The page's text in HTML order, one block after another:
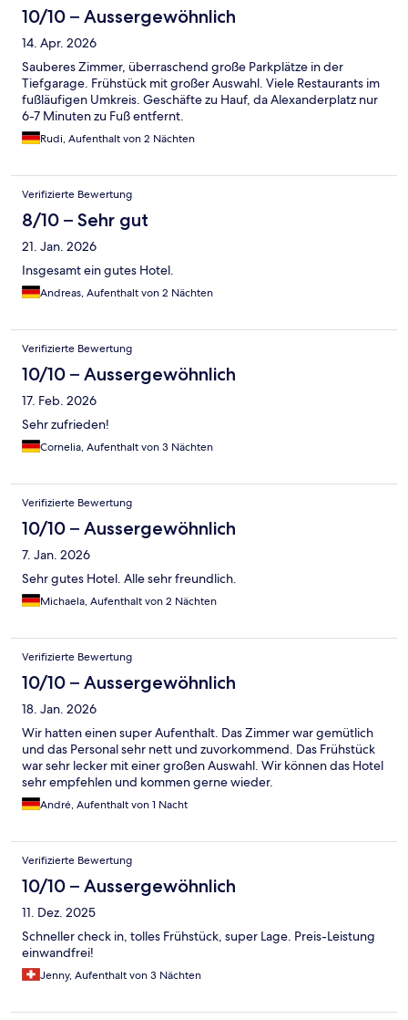
10/10 – Aussergewöhnlich
14. Apr. 2026
Sauberes Zimmer, überraschend große Parkplätze in der
Tiefgarage. Frühstück mit großer Auswahl. Viele Restaurants im
fußläufigen Umkreis. Geschäfte zu Hauf, da Alexanderplatz nur
6-7 Minuten zu Fuß entfernt.
Rudi, Aufenthalt von 2 Nächten
Verifizierte Bewertung
8/10 – Sehr gut
21. Jan. 2026
Insgesamt ein gutes Hotel.
Andreas, Aufenthalt von 2 Nächten
Verifizierte Bewertung
10/10 – Aussergewöhnlich
17. Feb. 2026
Sehr zufrieden!
Cornelia, Aufenthalt von 3 Nächten
Verifizierte Bewertung
10/10 – Aussergewöhnlich
7. Jan. 2026
Sehr gutes Hotel. Alle sehr freundlich.
Michaela, Aufenthalt von 2 Nächten
Verifizierte Bewertung
10/10 – Aussergewöhnlich
18. Jan. 2026
Wir hatten einen super Aufenthalt. Das Zimmer war gemütlich
und das Personal sehr nett und zuvorkommend. Das Frühstück
war sehr lecker mit einer großen Auswahl. Wir können das Hotel
sehr empfehlen und kommen gerne wieder.
André, Aufenthalt von 1 Nacht
Verifizierte Bewertung
10/10 – Aussergewöhnlich
11. Dez. 2025
Schneller check in, tolles Frühstück, super Lage. Preis-Leistung
einwandfrei!
Jenny, Aufenthalt von 3 Nächten